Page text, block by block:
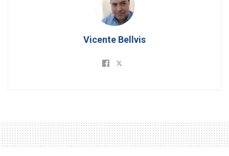
Vicente Bellvis